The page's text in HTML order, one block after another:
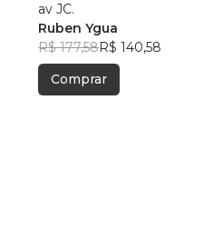
av JC.
Ruben Ygua
R$ 177,58R$ 140,58
Comprar